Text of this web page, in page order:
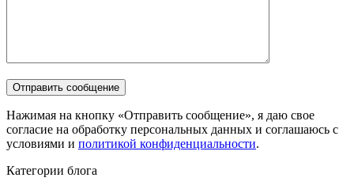
Нажимая на кнопку «Отправить сообщение», я даю свое
согласие на обработку персональных данных и соглашаюсь с
условиями и политикой конфиденциальности.
Категории блога